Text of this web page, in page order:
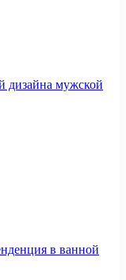
дизайна мужской
в ванной